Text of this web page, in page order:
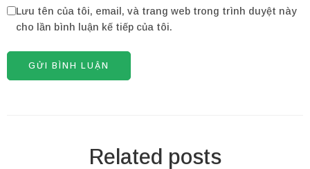
Lưu tên của tôi, email, và trang web trong trình duyệt này
cho lần bình luận kế tiếp của tôi.
Related posts